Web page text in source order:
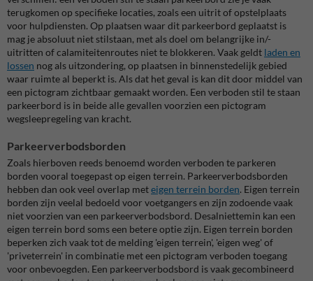
terugkomen op specifieke locaties, zoals een uitrit of opstelplaats
voor hulpdiensten. Op plaatsen waar dit parkeerbord geplaatst is
mag je absoluut niet stilstaan, met als doel om belangrijke in/-
uitritten of calamiteitenroutes niet te blokkeren. Vaak geldt laden en
lossen nog als uitzondering, op plaatsen in binnenstedelijk gebied
waar ruimte al beperkt is. Als dat het geval is kan dit door middel van
een pictogram zichtbaar gemaakt worden. Een verboden stil te staan
parkeerbord is in beide alle gevallen voorzien een pictogram
wegsleepregeling van kracht.
Parkeerverbodsborden
Zoals hierboven reeds benoemd worden verboden te parkeren
borden vooral toegepast op eigen terrein. Parkeerverbodsborden
hebben dan ook veel overlap meteigen terrein borden. Eigen terrein
borden zijn veelal bedoeld voor voetgangers en zijn zodoende vaak
niet voorzien van een parkeerverbodsbord. Desalniettemin kan een
eigen terrein bord soms een betere optie zijn. Eigen terrein borden
beperken zich vaak tot de melding 'eigen terrein', 'eigen weg' of
'priveterrein' in combinatie met een pictogram verboden toegang
voor onbevoegden. Een parkeerverbodsbord is vaak gecombineerd